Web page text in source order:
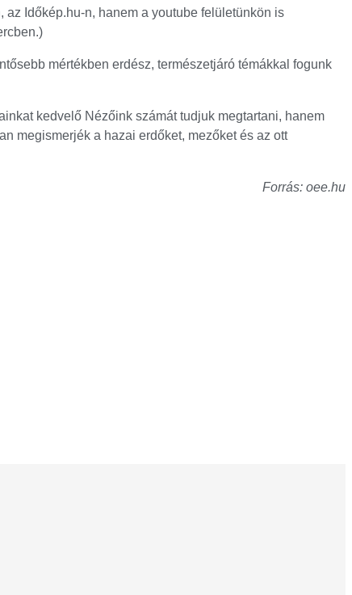
Időkép.hu-n, hanem a youtube felületünkön is
mértékben erdész, természetjáró témákkal fogunk
kedvelő Nézőink számát tudjuk megtartani, hanem
megismerjék a hazai erdőket, mezőket és az ott
Forrás: oee.hu